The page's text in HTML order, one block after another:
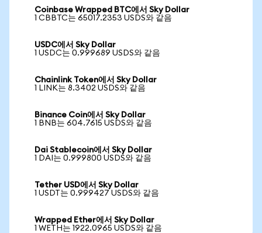
Coinbase Wrapped BTC에서 Sky Dollar
1 CBBTC는 65017.2353 USDS와 같음
USDC에서 Sky Dollar
1 USDC는 0.999689 USDS와 같음
Chainlink Token에서 Sky Dollar
1 LINK는 8.3402 USDS와 같음
Binance Coin에서 Sky Dollar
1 BNB는 604.7615 USDS와 같음
Dai Stablecoin에서 Sky Dollar
1 DAI는 0.999800 USDS와 같음
Tether USD에서 Sky Dollar
1 USDT는 0.999427 USDS와 같음
Wrapped Ether에서 Sky Dollar
1 WETH는 1922.0965 USDS와 같음